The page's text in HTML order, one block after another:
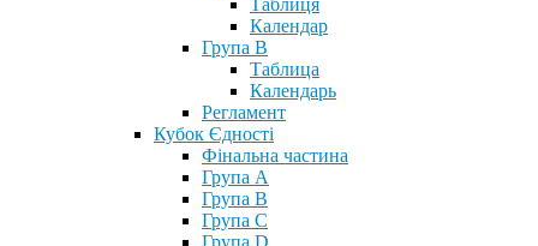
Таблиця
Календар
Група В
Таблица
Календарь
Регламент
Кубок Єдності
Фінальна частина
Група А
Група В
Група С
Група D